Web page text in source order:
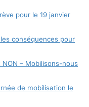
pour le 19 janvier
conséquences pour
NON – Mobilisons-nous
de mobilisation le